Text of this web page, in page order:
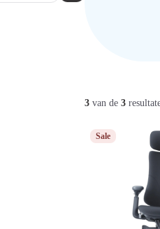
3 van de 3
Sale